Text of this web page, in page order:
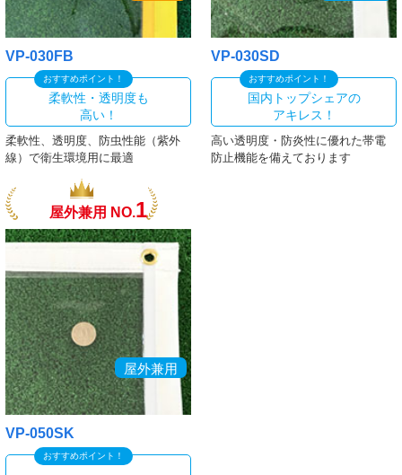
VP-030FB
おすすめポイント！
柔軟性・透明度も
高い！
柔軟性、透明度、防虫性能（紫外
線）で衛生環境用に最適
VP-030SD
おすすめポイント！
国内トップシェアの
アキレス！
高い透明度・防炎性に優れた帯電
防止機能を備えております
屋外兼用 NO.1
屋外兼用
VP-050SK
おすすめポイント！